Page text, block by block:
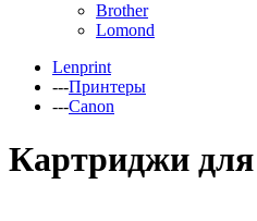
Brother
Lomond
Lenprint
---Принтеры
---Canon
Картриджи